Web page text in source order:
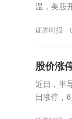
温，美股
证券时报
股价涨
近日，半
日涨停，